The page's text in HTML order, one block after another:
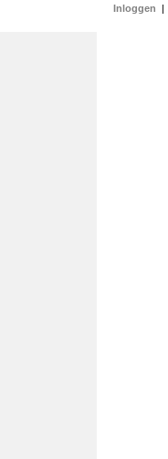
Inloggen |